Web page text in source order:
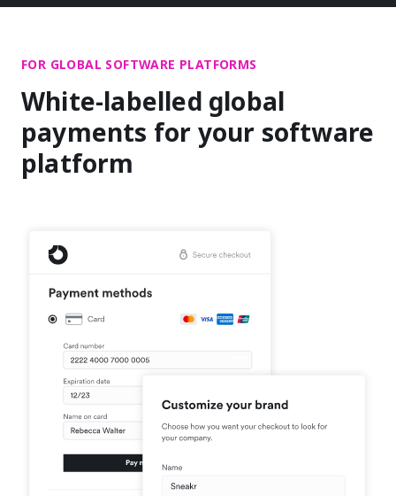
FOR GLOBAL SOFTWARE PLATFORMS
White-labelled global
payments for your software
platform